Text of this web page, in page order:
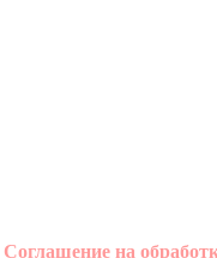
Соглашение на